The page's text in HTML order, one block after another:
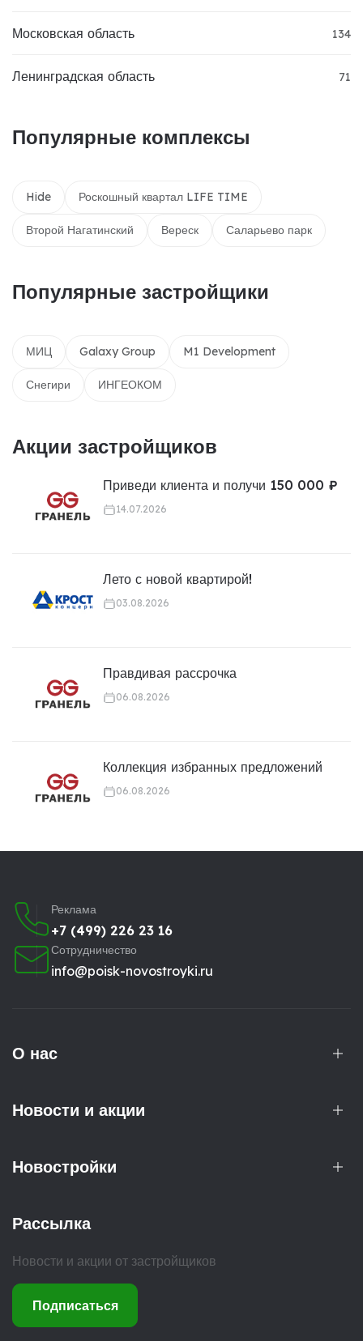
Московская область 134
Ленинградская область 71
Популярные комплексы
Hide Роскошный квартал LIFE TIME
Второй Нагатинский Вереск Саларьево парк
Популярные застройщики
МИЦ Galaxy Group M1 Development
Снегири ИНГЕОКОМ
Акции застройщиков
Приведи клиента и получи 150 000 ₽
14.07.2026
Лето с новой квартирой!
03.08.2026
Правдивая рассрочка
06.08.2026
Коллекция избранных предложений
06.08.2026
Реклама
+7 (499) 226 23 16
Сотрудничество
info@poisk-novostroyki.ru
О нас
Новости и акции
Новостройки
Рассылка
Новости и акции от застройщиков
Подписаться